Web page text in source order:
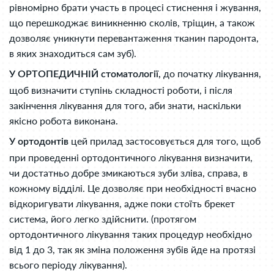
рівномірно брати участь в процесі стиснення і жування,
що перешкоджає виникненню сколів, тріщин, а також
дозволяє уникнути перевантаження тканин пародонта,
в яких знаходиться сам зуб).
У ОРТОПЕДИЧНІЙ стоматології, до початку лікування,
щоб визначити ступінь складності роботи, і після
закінчення лікування для того, аби знати, наскільки
якісно робота виконана.
У ортодонтів цей прилад застосовується для того, щоб
при проведенні ортодонтичного лікування визначити,
чи достатньо добре змикаються зуби зліва, справа, в
кожному відділі. Це дозволяє при необхідності вчасно
відкоригувати лікування, адже поки стоїть брекет
система, його легко здійснити. (протягом
ортодонтичного лікування таких процедур необхідно
від 1 до 3, так як зміна положення зубів йде на протязі
всього періоду лікування).